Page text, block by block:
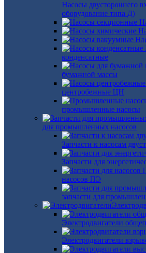
Насосы двустороннего
оборудование типа Д)
конденсатные
бумажной массы
центробежные ЦН
промышленные насосы
для промышленных насосов
Запчасти к насосам
Запчасти для
насосов ПЭ
запчасти для
Электродвигатели
Электродвигатели